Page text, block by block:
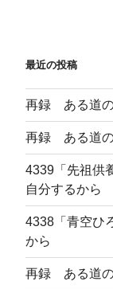
最近の投稿
再録 ある道の
再録 ある道の
4339「先祖供
自分するから
4338「青空ひ
から
再録 ある道の